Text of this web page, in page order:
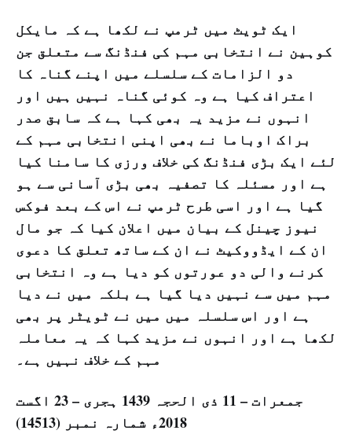
ایک ٹویٹ میں ٹرمپ نے لکھا ہے کہ مایکل
کوہین نے انتخابی مہم کی فنڈنگ سے متعلق جن
دو الزامات کے سلسلے میں اپنے گناہ کا
اعتراف کیا ہے وہ کوئی گناہ نہیں ہیں اور
انہوں نے مزید یہ بھی کہا ہے کہ سابق صدر
براک اوباما نے بھی اپنی انتخابی مہم کے
لئے ایک بڑی فنڈنگ کی خلاف ورزی کا سامنا کیا
ہے اور مسئلہ کا تصفیہ بھی بڑی آسانی سے ہو
گیا ہے اور اسی طرح ٹرمپ نے اس کے بعد فوکس
نیوز چینل کے بیان میں اعلان کیا کہ جو مال
ان کے ایڈووکیٹ نے ان کے ساتھ تعلق کا دعوی
کرنے والی دو عورتوں کو دیا ہے وہ انتخابی
مہم میں سے نہیں دیا گیا ہے بلکہ میں نے دیا
ہے اور اس سلسلہ میں میں نے ٹویٹر پر بھی
لکھا ہے اور انہوں نے مزید کہا کہ یہ معاملہ
مہم کے خلاف نہیں ہے۔
جمعرات – 11 ذی الحجہ 1439 ہجری – 23 اگست
2018ء شمارہ نمبر (14513)